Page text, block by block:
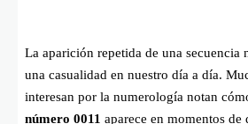
La aparición repetida de una secuencia
una casualidad en nuestro día a día.
interesan por la numerología notan
número 0011 aparece en momentos